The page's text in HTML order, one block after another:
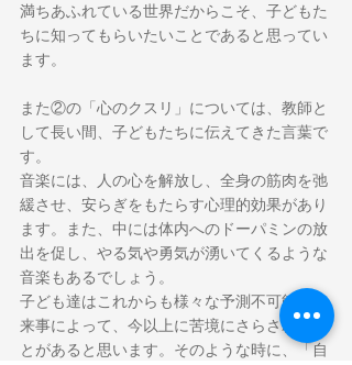
満ちあふれている世界だからこそ、子どもた
ちに知ってもらいたいことであると思ってい
ます。
また②の「心のクスリ」については、教師と
して長い間、子どもたちに伝えてきた言葉で
す。
音楽には、人の心を解放し、全身の筋肉を弛
緩させ、安らぎをもたらす心理的効果があり
ます。また、中には体内へのドーパミンの放
出を促し、やる気や勇気が湧いてくるような
音楽もあるでしょう。
子ども達はこれからも様々な予測不可能な出
来事によって、今以上に苦境にさらされるこ
とがあると思います。そのような時に、「自